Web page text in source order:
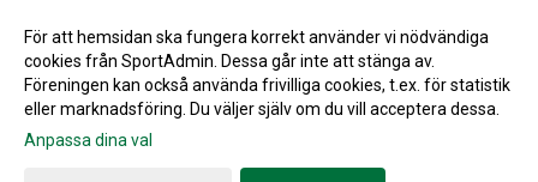
Gå till Webbversion
För att hemsidan ska fungera korrekt använder vi nödvändiga
cookies från SportAdmin. Dessa går inte att stänga av.
Föreningen kan också använda frivilliga cookies, t.ex. för statistik
eller marknadsföring. Du väljer själv om du vill acceptera dessa.
Anpassa dina val